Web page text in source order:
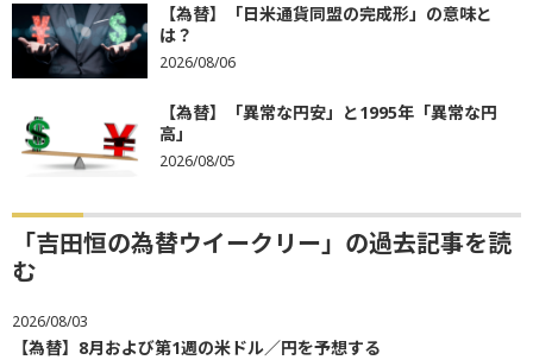
【為替】「日米通貨同盟の完成形」の意味と
は？
2026/08/06
【為替】「異常な円安」と1995年「異常な円
高」
2026/08/05
「吉田恒の為替ウイークリー」の過去記事を読
む
2026/08/03
【為替】8月および第1週の米ドル／円を予想する